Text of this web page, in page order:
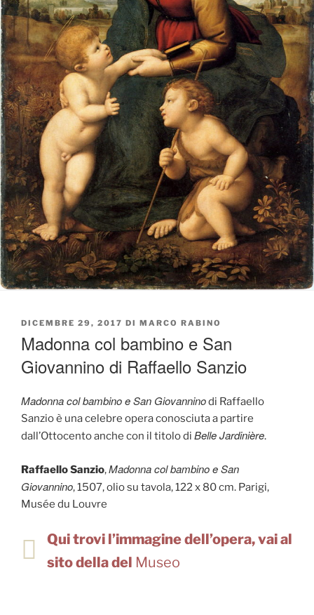
PUBBLICATO
DICEMBRE 29, 2017 DI MARCO RABINO
Madonna col bambino e San
Giovannino di Raffaello Sanzio
Madonna col bambino e San Giovanninodi Raffaello
Sanzio è una celebre opera conosciuta a partire
dall’Ottocento anche con il titolo di Belle Jardinière.
Raffaello Sanzio,Madonna col bambino e San
Giovannino, 1507, olio su tavola, 122 x 80 cm. Parigi,
Musée du Louvre
Qui trovi l’immagine dell’opera, vai al
sito della del Museo